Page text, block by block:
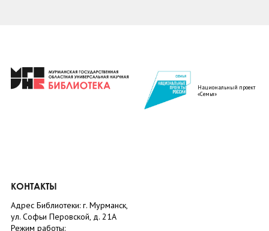
Национальный проект
«Семья»
КОНТАКТЫ
Адрес Библиотеки: г. Мурманск,
ул. Софьи Перовской, д. 21А
Режим работы: